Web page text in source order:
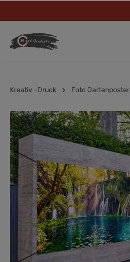
Kreativ -Druck Foto Gartenposter